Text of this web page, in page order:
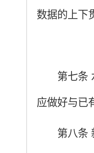
数据的上下
第七条
应做好与已
第八条